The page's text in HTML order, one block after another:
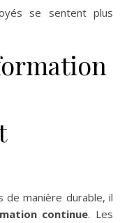
se sentent plus
de manière durable, il
continue. Les